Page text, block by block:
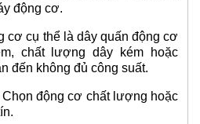
động cơ.
cơ cụ thể là dây quấn động cơ
chất lượng dây kém hoặc
đến không đủ công suất.
Chọn động cơ chất lượng hoặc